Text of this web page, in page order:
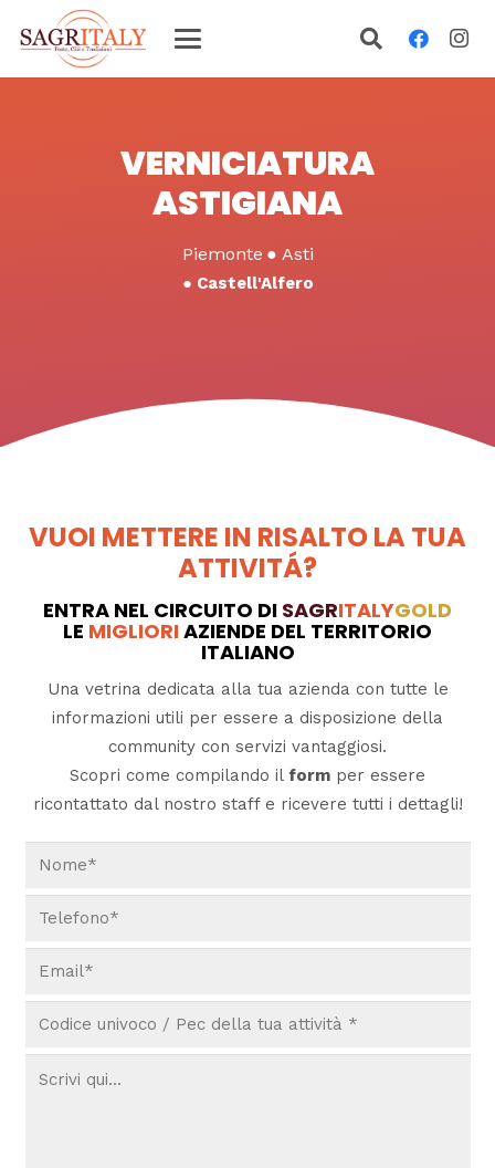
VERNICIATURA
ASTIGIANA
Piemonte ● Asti
● Castell'Alfero
VUOI METTERE IN RISALTO LA TUA
ATTIVITÁ?
ENTRA NEL CIRCUITO DI SAGRITALYGOLD
LE MIGLIORIAZIENDE DEL TERRITORIO
ITALIANO
Una vetrina dedicata alla tua azienda con tutte le
informazioni utili per essere a disposizione della
community con servizi vantaggiosi.
Scopri come compilando il form per essere
ricontattato dal nostro staff e ricevere tutti i dettagli!